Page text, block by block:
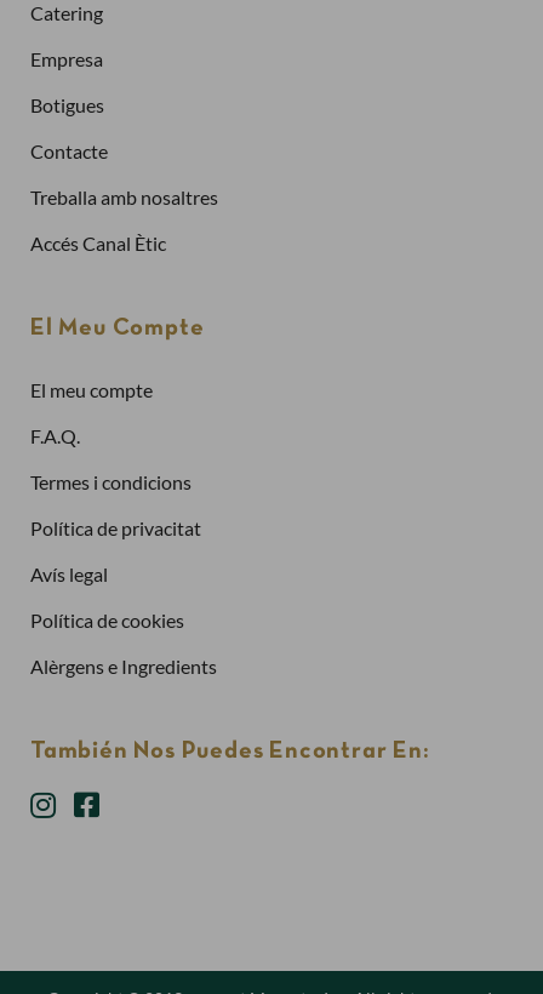
Catering
Empresa
Botigues
Contacte
Treballa amb nosaltres
Accés Canal Ètic
El Meu Compte
El meu compte
F.A.Q.
Termes i condicions
Política de privacitat
Avís legal
Política de cookies
Alèrgens e Ingredients
También Nos Puedes Encontrar En:
Comprar més ràpidament
Ja tinc compte
Has oblidat la contrasenya?